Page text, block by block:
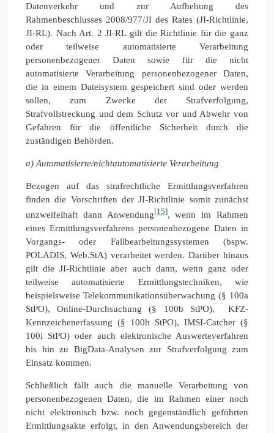
Datenverkehr und zur Aufhebung des
Rahmenbeschlusses 2008/977/JI des Rates (JI-Richtlinie,
JI-RL). Nach Art. 2 JI-RL gilt die Richtlinie für die ganz
oder teilweise automatisierte Verarbeitung
personenbezogener Daten sowie für die nicht
automatisierte Verarbeitung personenbezogener Daten,
die in einem Dateisystem gespeichert sind oder werden
sollen, zum Zwecke der Strafverfolgung,
Strafvollstreckung und dem Schutz vor und Abwehr von
Gefahren für die öffentliche Sicherheit durch die
zuständigen Behörden.
a) Automatisierte/nichtautomatisierte Verarbeitung
Bezogen auf das strafrechtliche Ermittlungsverfahren
finden die Vorschriften der JI-Richtlinie somit zunächst
unzweifelhaft dann Anwendung[15], wenn im Rahmen
eines Ermittlungsverfahrens personenbezogene Daten in
Vorgangs- oder Fallbearbeitungssystemen (bspw.
POLADIS, Web.StA) verarbeitet werden. Darüber hinaus
gilt die JI-Richtlinie aber auch dann, wenn ganz oder
teilweise automatisierte Ermittlungstechniken, wie
beispielsweise Telekommunikationsüberwachung (§ 100a
StPO), Online-Durchsuchung (§ 100b StPO), KFZ-
Kennzeichenerfassung (§ 100h StPO), IMSI-Catcher (§
100i StPO) oder auch elektronische Auswerteverfahren
bis hin zu BigData-Analysen zur Strafverfolgung zum
Einsatz kommen.
Schließlich fällt auch die manuelle Verarbeitung von
personenbezogenen Daten, die im Rahmen einer noch
nicht elektronisch bzw. noch gegenständlich geführten
Ermittlungsakte erfolgt, in den Anwendungsbereich der